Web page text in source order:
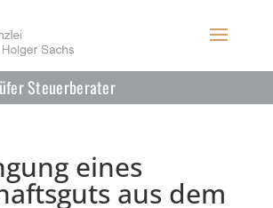
Steuerberater
eines
aus dem